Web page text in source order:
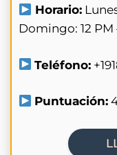
Horario:
Domingo: 12 PM
Teléfono:
Puntuación: